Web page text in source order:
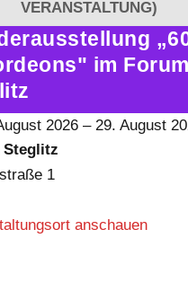
VERANSTALTUNG)
im Forum
2026 – 29. August
Steglitz
1
anschauen